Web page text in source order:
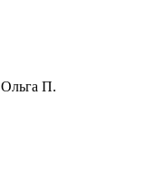
Ольга П.